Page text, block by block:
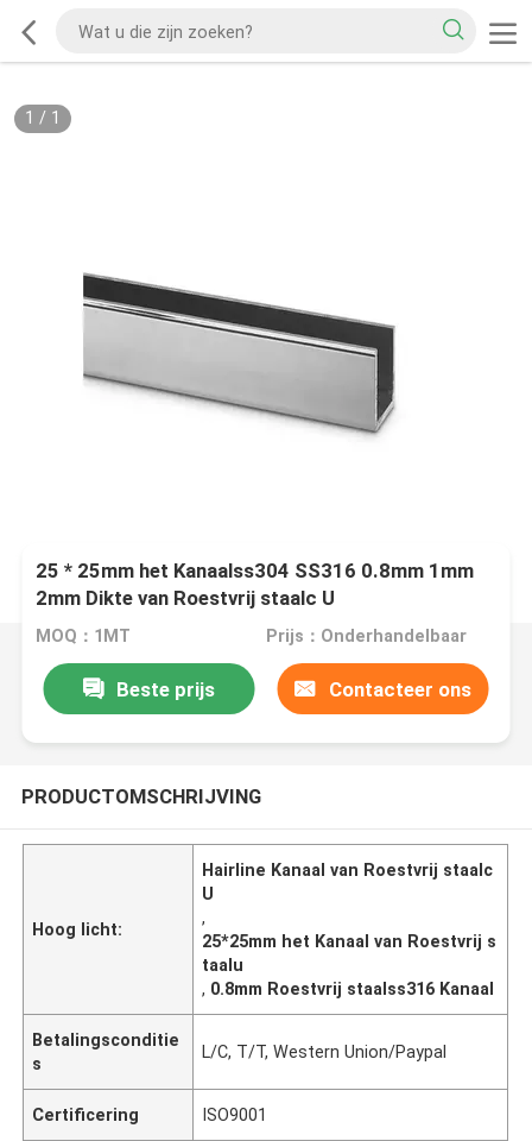
1 / 1
25 * 25mm het Kanaalss304 SS316 0.8mm 1mm
2mm Dikte van Roestvrij staalc U
MOQ：1MT Prijs：Onderhandelbaar
Beste prijs Contacteer ons
PRODUCTOMSCHRIJVING
Hoog licht:
Hairline Kanaal van Roestvrij staalc
U
,
25*25mm het Kanaal van Roestvrij s
taalu
, 0.8mm Roestvrij staalss316 Kanaal
Betalingsconditie
s
L/C, T/T, Western Union/Paypal
Certificering ISO9001